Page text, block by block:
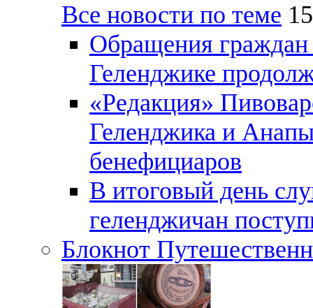
Все новости по теме
Обращения граждан
Геленджике
«Редакция»
Геленджика и
бенефициаров
В итоговый день
геленджичан
Блокнот